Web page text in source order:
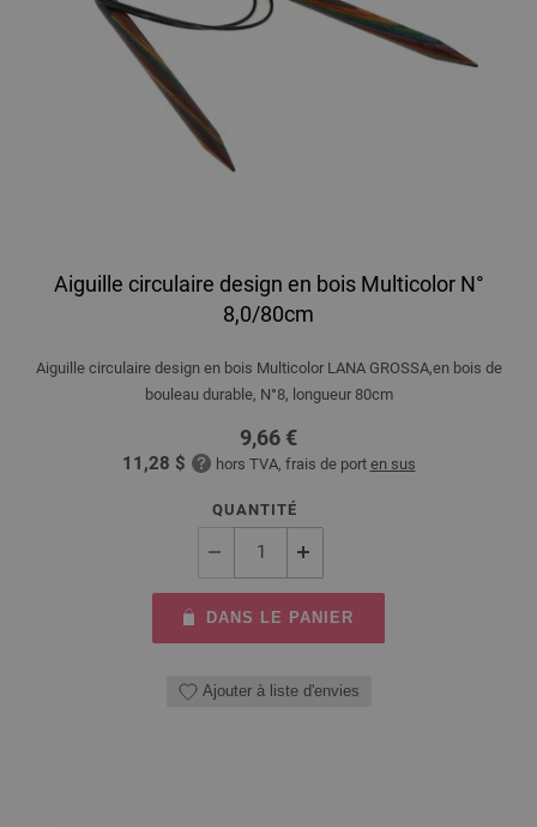
Aiguille circulaire design en bois Multicolor N°
8,0/80cm
Aiguille circulaire design en bois Multicolor LANA GROSSA,en bois de
bouleau durable, N°8, longueur 80cm
9,66 €
11,28 $ hors TVA, frais de port en sus
QUANTITÉ
DANS LE PANIER
Ajouter à liste d'envies